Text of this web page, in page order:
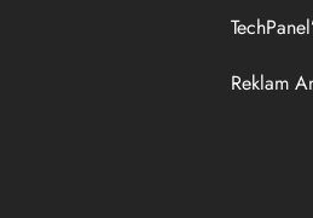
Reklam